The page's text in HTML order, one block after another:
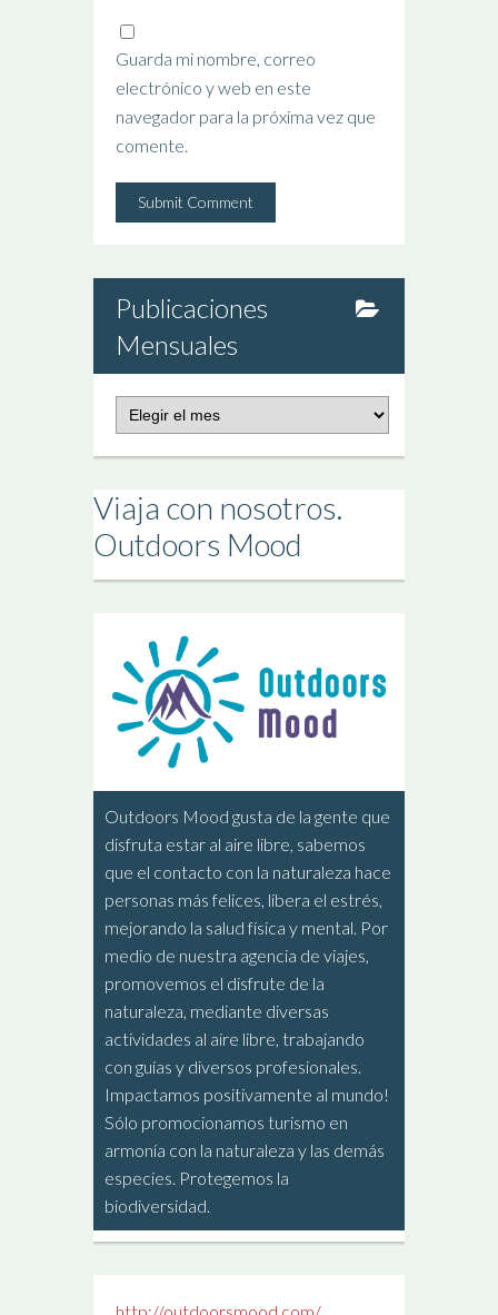
Guarda mi nombre, correo
electrónico y web en este
navegador para la próxima vez que
comente.
Publicaciones
Mensuales
Mensuales
Viaja con nosotros.
Outdoors Mood
Outdoors Mood gusta de la gente que
disfruta estar al aire libre, sabemos
que el contacto con la naturaleza hace
personas más felices, libera el estrés,
mejorando la salud física y mental. Por
medio de nuestra agencia de viajes,
promovemos el disfrute de la
naturaleza, mediante diversas
actividades al aire libre, trabajando
con guías y diversos profesionales.
Impactamos positivamente al mundo!
Sólo promocionamos turismo en
armonía con la naturaleza y las demás
especies. Protegemos la
biodiversidad.
http://outdoorsmood.com/